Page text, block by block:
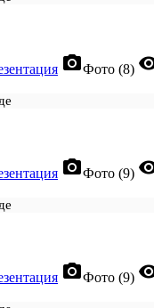
photo_cameraФото (8)
photo_cameraФото (9)
photo_cameraФото (9)